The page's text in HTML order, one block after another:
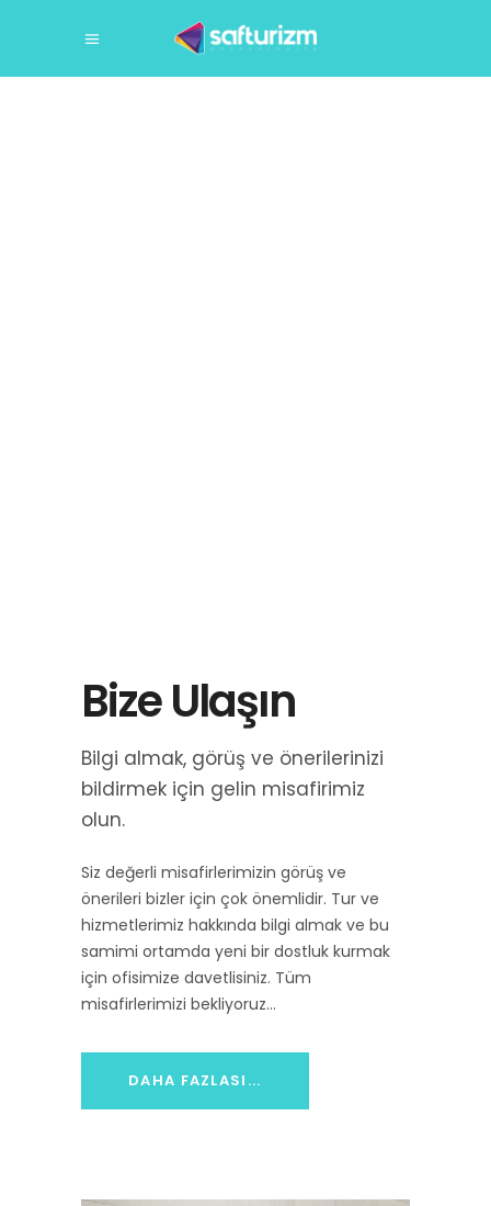
Bize Ulaşın
Bilgi almak, görüş ve önerilerinizi
bildirmek için gelin misafirimiz
olun.
Siz değerli misafirlerimizin görüş ve
önerileri bizler için çok önemlidir. Tur ve
hizmetlerimiz hakkında bilgi almak ve bu
samimi ortamda yeni bir dostluk kurmak
için ofisimize davetlisiniz. Tüm
misafirlerimizi bekliyoruz…
DAHA FAZLASI...